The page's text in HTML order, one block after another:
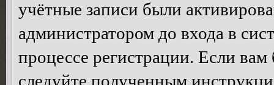
учётные записи были
администратором до входа в
процессе регистрации. Если
следуйте полученным